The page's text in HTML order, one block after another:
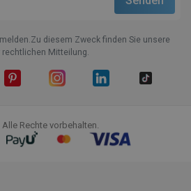
diesem Zweck finden Sie unsere
Mitteilung.
Rechte vorbehalten.